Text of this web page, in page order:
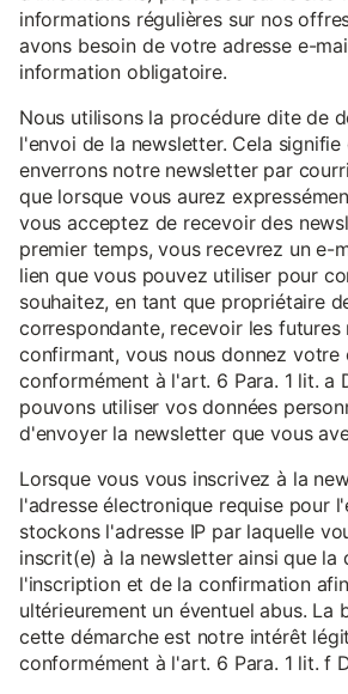
informations régulières sur nos
avons besoin de votre adresse e-
information obligatoire.
Nous utilisons la procédure dite de
l'envoi de la newsletter. Cela signifie
enverrons notre newsletter par
que lorsque vous aurez
vous acceptez de recevoir des
premier temps, vous recevrez un e-
lien que vous pouvez utiliser pour
souhaitez, en tant que propriétaire
correspondante, recevoir les futures
confirmant, vous nous donnez votre
conformément à l'art. 6 Para. 1 lit. a
pouvons utiliser vos données
d'envoyer la newsletter que vous
Lorsque vous vous inscrivez à la
l'adresse électronique requise pour
stockons l'adresse IP par laquelle
inscrit(e) à la newsletter ainsi que la
l'inscription et de la confirmation
ultérieurement un éventuel abus. La
cette démarche est notre intérêt
conformément à l'art. 6 Para. 1 lit. f